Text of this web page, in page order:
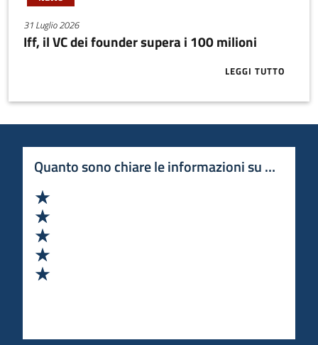
31 Luglio 2026
Iff, il VC dei founder supera i 100 milioni
LEGGI TUTTO
ABOUT IFF,
Quanto sono chiare le informazioni su questa